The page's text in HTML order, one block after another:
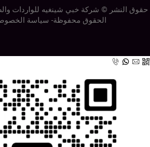
حقوق النشر © شركة خبي شينغيه للواردات
الحقوق محفوظة- سياسة